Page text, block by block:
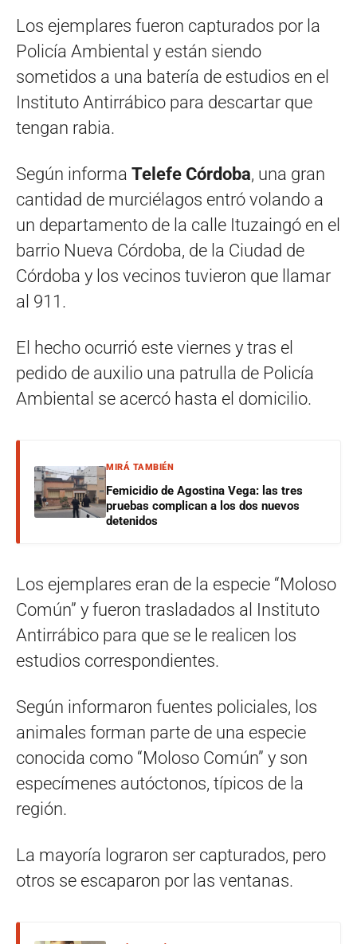
Los ejemplares fueron capturados por la
Policía Ambiental y están siendo
sometidos a una batería de estudios en el
Instituto Antirrábico para descartar que
tengan rabia.
Según informa Telefe Córdoba, una gran
cantidad de murciélagos entró volando a
un departamento de la calle Ituzaingó en el
barrio Nueva Córdoba, de la Ciudad de
Córdoba y los vecinos tuvieron que llamar
al 911.
El hecho ocurrió este viernes y tras el
pedido de auxilio una patrulla de Policía
Ambiental se acercó hasta el domicilio.
MIRÁ TAMBIÉN
Femicidio de Agostina Vega: las tres
pruebas complican a los dos nuevos
detenidos
Los ejemplares eran de la especie “Moloso
Común” y fueron trasladados al Instituto
Antirrábico para que se le realicen los
estudios correspondientes.
Según informaron fuentes policiales, los
animales forman parte de una especie
conocida como “Moloso Común” y son
especímenes autóctonos, típicos de la
región.
La mayoría lograron ser capturados, pero
otros se escaparon por las ventanas.